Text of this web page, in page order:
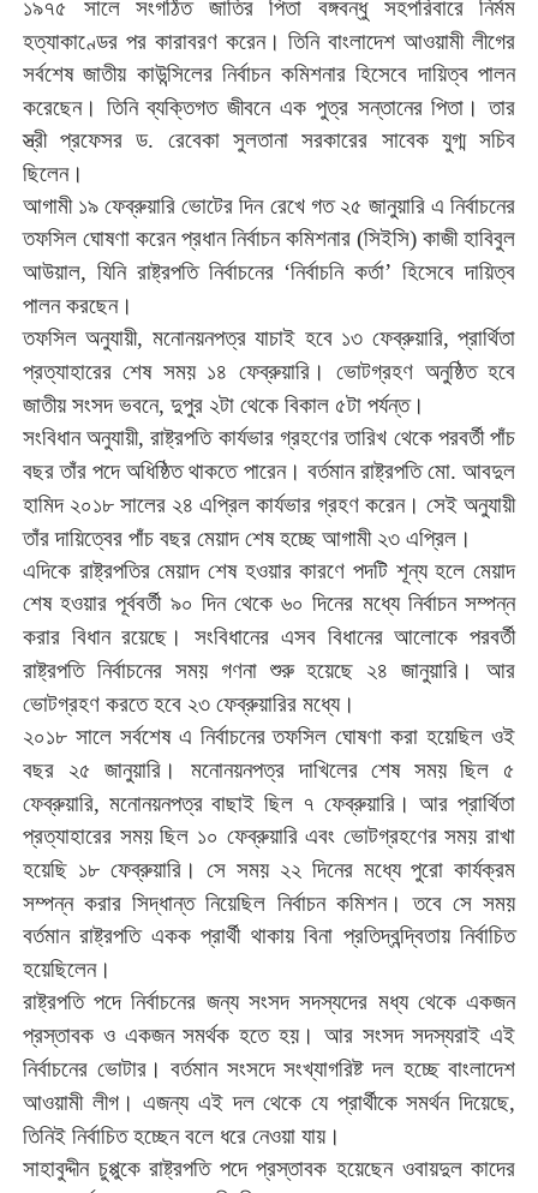
১৯৭৫ সালে সংগঠিত জাতির পিতা বঙ্গবন্ধু সহপরিবারে
নির্মম
হত্যাকাণ্ডের পর কারাবরণ করেন। তিনি বাংলাদেশ আওয়ামী লীগের
সর্বশেষ জাতীয় কাউন্সিলের নির্বাচন কমিশনার হিসেবে দায়িত্ব পালন
করেছেন। তিনি ব্যক্তিগত জীবনে এক পুত্র সন্তানের পিতা । তার
স্ত্রী প্রফেসর ড. রেবেকা সুলতানা সরকারের সাবেক যুগ্ম সচিব
ছিলেন।
আগামী ১৯ ফেব্রুয়ারি ভোটের দিন রেখে গত ২৫ জানুয়ারি এ নির্বাচনের
তফসিল ঘোষণা করেন প্রধান নির্বাচন কমিশনার (সিইসি)কাজী হাবিবুল
আউয়াল, যিনি রাষ্ট্রপতি নির্বাচনের‘নির্বাচনি কর্তা’হিসেবে দায়িত্ব
পালন করছেন।
তফসিল অনুযায়ী, মনোনয়নপত্র যাচাই হবে ১৩ ফেব্রুয়ারি,প্রার্থিতা
প্রত্যাহারের শেষ সময় ১৪ ফেব্রুয়ারি। ভোটগ্রহণ অনুষ্ঠিত হবে
জাতীয় সংসদ ভবনে, দুপুর ২টা থেকে বিকাল ৫টা পর্যন্ত।
সংবিধান অনুযায়ী,রাষ্ট্রপতি কার্যভার গ্রহণের তারিখ থেকে পরবর্তী পাঁচ
বছর তাঁর পদে অধিষ্ঠিত থাকতে পারেন। বর্তমান রাষ্ট্রপতি মো.আবদুল
হামিদ ২০১৮ সালের ২৪ এপ্রিল কার্যভার গ্রহণ করেন। সেই অনুযায়ী
তাঁর দায়িত্বের পাঁচ বছর মেয়াদ শেষ হচ্ছে আগামী ২৩ এপ্রিল।
এদিকে রাষ্ট্রপতির মেয়াদ শেষ হওয়ার কারণে পদটি শূন্য হলে মেয়াদ
শেষ হওয়ার পূর্ববর্তী ৯০ দিন থেকে ৬০ দিনের মধ্যে নির্বাচন সম্পন্ন
করার বিধান রয়েছে । সংবিধানের এসব বিধানের আলোকে পরবর্তী
রাষ্ট্রপতি নির্বাচনের সময় গণনা শুরু হয়েছে ২৪ জানুয়ারি ।
আর
ভোটগ্রহণ করতে হবে ২৩ ফেব্রুয়ারির মধ্যে।
২০১৮ সালে সর্বশেষ এ নির্বাচনের তফসিল ঘোষণা করা হয়েছিল ওই
বছর
২৫ জানুয়ারি । মনোনয়নপত্র দাখিলের শেষ সময় ছিল
৫
ফেব্রুয়ারি, মনোনয়নপত্র বাছাই ছিল ৭ ফেব্রুয়ারি। আর প্রার্থিতা
প্রত্যাহারের সময় ছিল ১০ ফেব্রুয়ারি এবং ভোটগ্রহণের সময় রাখা
হয়েছি ১৮ ফেব্রুয়ারি। সে সময় ২২ দিনের মধ্যে পুরো কার্যক্রম
সম্পন্ন করার সিদ্ধান্ত নিয়েছিল নির্বাচন কমিশন। তবে সে সময়
বর্তমান রাষ্ট্রপতি একক প্রার্থী থাকায় বিনা প্রতিদ্বন্দ্বিতায় নির্বাচিত
হয়েছিলেন।
রাষ্ট্রপতি পদে নির্বাচনের জন্য সংসদ সদস্যদের মধ্য থেকে একজন
প্রস্তাবক ও একজন সমর্থক হতে হয়। আর সংসদ সদস্যরাই এই
নির্বাচনের ভোটার। বর্তমান সংসদে সংখ্যাগরিষ্ট দল হচ্ছে বাংলাদেশ
আওয়ামী লীগ। এজন্য এই দল থেকে যে প্রার্থীকে সমর্থন দিয়েছে,
তিনিই নির্বাচিত হচ্ছেন বলে ধরে নেওয়া যায়।
সাহাবুদ্দীন চুপ্পুকে রাষ্ট্রপতি পদে প্রস্তাবক হয়েছেন ওবায়দুল কাদের